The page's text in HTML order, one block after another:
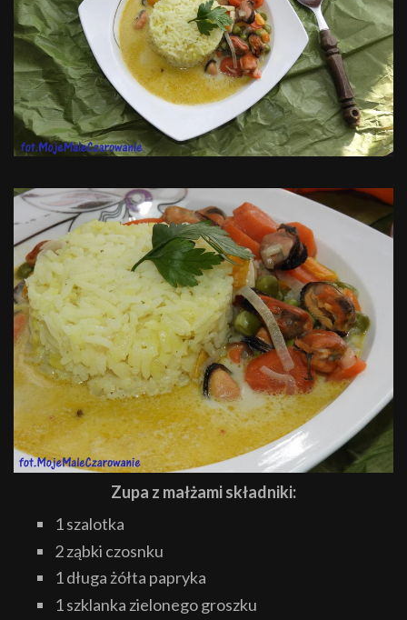
Zupa z małżami składniki:
1 szalotka
2 ząbki czosnku
1 długa żółta papryka
1 szklanka zielonego groszku